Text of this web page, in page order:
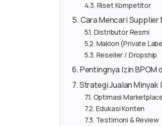
Riset Kompetitor
Cara Mencari Supplier
Distributor Resmi
Maklon (Private
Reseller / Dropship
Pentingnya Izin BPOM
Strategi Jualan Minyak
Optimasi
Edukasi Konten
Testimoni & Review